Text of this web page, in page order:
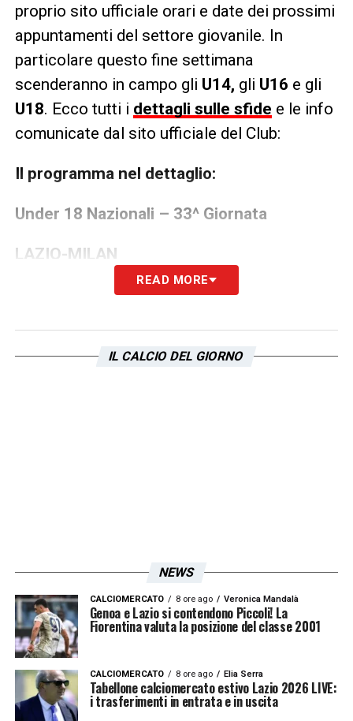
proprio sito ufficiale orari e date dei prossimi
appuntamenti del settore giovanile. In
particolare questo fine settimana
scenderanno in campo gli U14, gli U16 e gli
U18. Ecco tutti i dettagli sulle sfide e le info
comunicate dal sito ufficiale del Club:
Il programma nel dettaglio:
Under 18 Nazionali – 33^ Giornata
LAZIO-MILAN
Domenica 11 maggio, ore 13:45 Centro
Under 16 Nazionali – Quarti, andata
ROMA-LAZIO
Domenica 10 Maggio, ore 15 campo
‘Agostino Di Bartolomei’
LA PLAYLIST DELLE NOSTRE TOP NEWS
READ MORE
IL CALCIO DEL GIORNO
NEWS
CALCIOMERCATO 8 ore ago Veronica Mandalà
Genoa e Lazio si contendono Piccoli! La
Fiorentina valuta la posizione del classe 2001
CALCIOMERCATO 8 ore ago Elia Serra
Tabellone calciomercato estivo Lazio 2026 LIVE:
i trasferimenti in entrata e in uscita